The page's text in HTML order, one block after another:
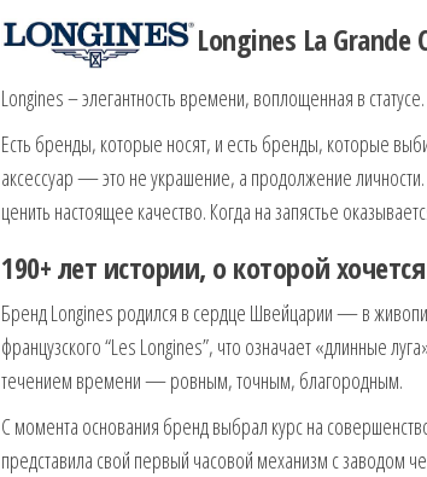
Longines La Grande
Longines – элегантность времени, воплощенная в статусе.
Есть бренды, которые носят, и есть бренды, которые
аксессуар — это не украшение, а продолжение
ценить настоящее качество. Когда на запястье
190+ лет истории, о которой
Бренд Longines родился в сердце Швейцарии — в
французского “Les Longines”, что означает «длинные
течением времени — ровным, точным, благородным.
С момента основания бренд выбрал курс на
представила свой первый часовой механизм с заводом